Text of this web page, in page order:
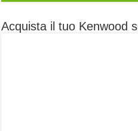
Acquista il tuo Kenwood